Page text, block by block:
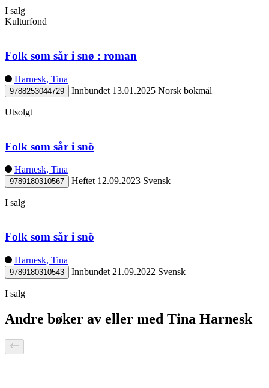
I salg
Kulturfond
Folk som sår i snø : roman
Harnesk, Tina
9788253044729 Innbundet 13.01.2025 Norsk bokmål
Utsolgt
Folk som sår i snö
Harnesk, Tina
9789180310567 Heftet 12.09.2023 Svensk
I salg
Folk som sår i snö
Harnesk, Tina
9789180310543 Innbundet 21.09.2022 Svensk
I salg
Andre bøker av eller med Tina Harnesk